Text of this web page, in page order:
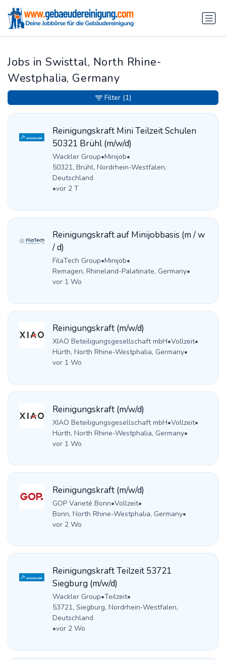
Jobs in Swisttal, North Rhine-
Westphalia, Germany
Reinigungskraft Mini Teilzeit Schulen
50321 Brühl (m/w/d)
Wackler Group•Minijob•
50321, Brühl, Nordrhein-Westfalen,
Deutschland
•vor 2 T
Reinigungskraft auf Minijobbasis (m / w
/ d)
FilaTech Group•Minijob•
Remagen, Rhineland-Palatinate, Germany•
vor 1 Wo
Reinigungskraft (m/w/d)
XIAO Beteiligungsgesellschaft mbH•Vollzeit•
Hürth, North Rhine-Westphalia, Germany•
vor 1 Wo
Reinigungskraft (m/w/d)
XIAO Beteiligungsgesellschaft mbH•Vollzeit•
Hürth, North Rhine-Westphalia, Germany•
vor 1 Wo
Reinigungskraft (m/w/d)
GOP Varieté Bonn•Vollzeit•
Bonn, North Rhine-Westphalia, Germany•
vor 2 Wo
Reinigungskraft Teilzeit 53721
Siegburg (m/w/d)
Wackler Group•Teilzeit•
53721, Siegburg, Nordrhein-Westfalen,
Deutschland
•vor 2 Wo
Filter (1)